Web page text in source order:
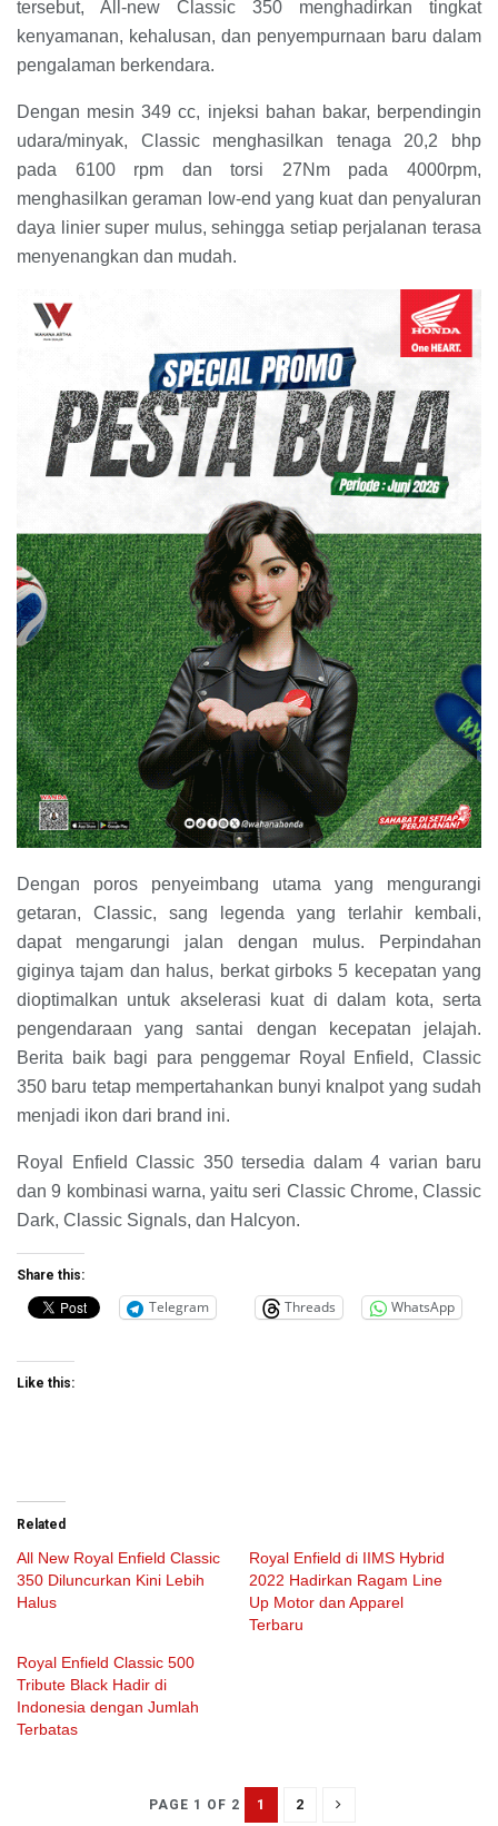
tersebut, All-new Classic 350 menghadirkan tingkat
kenyamanan, kehalusan, dan penyempurnaan baru dalam
pengalaman berkendara.
Dengan mesin 349 cc, injeksi bahan bakar, berpendingin
udara/minyak, Classic menghasilkan tenaga 20,2 bhp
pada 6100 rpm dan torsi 27Nm pada 4000rpm,
menghasilkan geraman low-end yang kuat dan penyaluran
daya linier super mulus, sehingga setiap perjalanan terasa
menyenangkan dan mudah.
Dengan poros penyeimbang utama yang mengurangi
getaran, Classic, sang legenda yang terlahir kembali,
dapat mengarungi jalan dengan mulus. Perpindahan
giginya tajam dan halus, berkat girboks 5 kecepatan yang
dioptimalkan untuk akselerasi kuat di dalam kota, serta
pengendaraan yang santai dengan kecepatan jelajah.
Berita baik bagi para penggemar Royal Enfield, Classic
350 baru tetap mempertahankan bunyi knalpot yang sudah
menjadi ikon dari brand ini.
Royal Enfield Classic 350 tersedia dalam 4 varian baru
dan 9 kombinasi warna, yaitu seri Classic Chrome, Classic
Dark, Classic Signals, dan Halcyon.
Share this:
Telegram Threads WhatsApp
Like this:
Related
All New Royal Enfield Classic
350 Diluncurkan Kini Lebih
Halus
Royal Enfield di IIMS Hybrid
2022 Hadirkan Ragam Line
Up Motor dan Apparel
Terbaru
Royal Enfield Classic 500
Tribute Black Hadir di
Indonesia dengan Jumlah
Terbatas
PAGE 1 OF 2 1 2